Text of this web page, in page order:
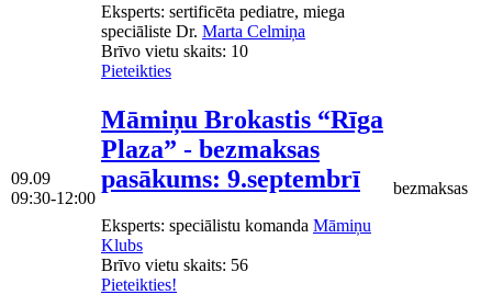
Eksperts: sertificēta pediatre, miega
speciāliste Dr. Marta Celmiņa
Brīvo vietu skaits: 10
Pieteikties
09.09
09:30-12:00
Māmiņu Brokastis “Rīga
Plaza” - bezmaksas
pasākums: 9.septembrī
Eksperts: speciālistu komanda Māmiņu
Klubs
Brīvo vietu skaits: 56
Pieteikties!
bezmaksas